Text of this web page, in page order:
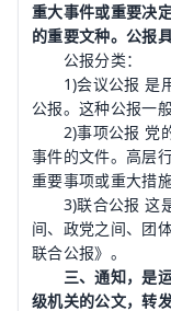
重大事件或重要决
的重要文种。公报
公报分类：
1)会议公报 是用
公报。这种公报一
2)事项公报 党的
事件的文件。高层
重要事项或重大措
3)联合公报 这是
间、政党之间、团
联合公报》。
三、通知，是运
级机关的公文，转